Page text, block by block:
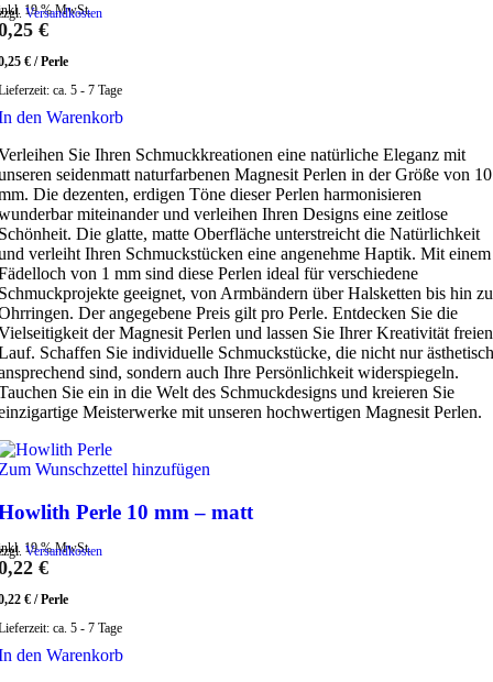
19 % MwSt.
Versandkosten
€
€ /Perle
ca. 5 - 7 Tage
den Warenkorb
Sie Ihren Schmuckkreationen eine natürliche Eleganz mit
seidenmatt naturfarbenen Magnesit Perlen in der Größe von 10
Die dezenten, erdigen Töne dieser Perlen harmonisieren
miteinander und verleihen Ihren Designs eine zeitlose
Die glatte, matte Oberfläche unterstreicht die Natürlichkeit
verleiht Ihren Schmuckstücken eine angenehme Haptik. Mit einem
von 1 mm sind diese Perlen ideal für verschiedene
geeignet, von Armbändern über Halsketten bis hin zu
Der angegebene Preis gilt pro Perle. Entdecken Sie die
der Magnesit Perlen und lassen Sie Ihrer Kreativität freien
Schaffen Sie individuelle Schmuckstücke, die nicht nur ästhetisch
sind, sondern auch Ihre Persönlichkeit widerspiegeln.
Sie ein in die Welt des Schmuckdesigns und kreieren Sie
Meisterwerke mit unseren hochwertigen Magnesit Perlen.
Wunschzettel hinzufügen
Perle 10 mm – matt
19 % MwSt.
Versandkosten
€
€ /Perle
ca. 5 - 7 Tage
den Warenkorb